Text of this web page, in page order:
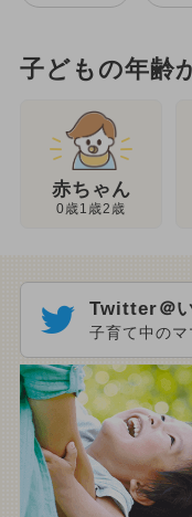
子どもの年齢
赤ちゃん
0歳1歳2歳
Twitter＠
子育て中のマ